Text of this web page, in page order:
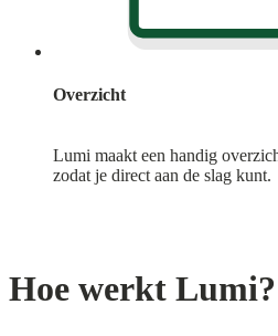
Overzicht
Lumi maakt een handig
zodat je direct aan de slag kunt.
Hoe werkt Lumi?